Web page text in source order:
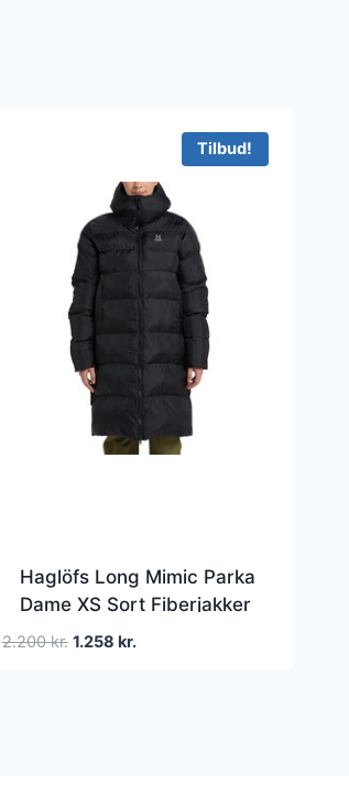
Tilbud!
Haglöfs Long Mimic Parka
Dame XS Sort Fiberjakker
2.200kr. Den
1.258 kr.Den